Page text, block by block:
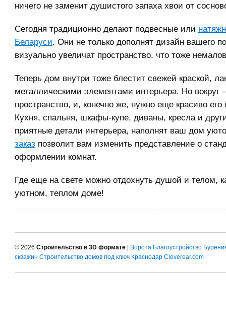
ничего не заменит душистого запаха хвои от
Сегодня традиционно делают подвесные или
Беларуси. Они не только дополнят дизайн вашего
визуально увеличат пространство, что тоже
Теперь дом внутри тоже блестит свежей краской,
металлическими элементами интерьера. Но вокруг
пространство, и, конечно же, нужно еще красиво его
Кухня, спальня, шкафы-купе, диваны, кресла и
приятные детали интерьера, наполнят ваш дом
заказ позволит вам изменить представление о
оформлении комнат.
Где еще на свете можно отдохнуть душой и телом,
уютном, теплом доме!
© 2026 Строительство в 3D формате | Ворота Благоустройство
скважин Строительство домов под ключ Краснодар Cleverear.com